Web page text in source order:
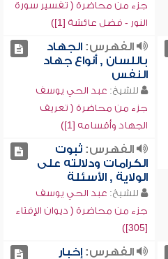
جزء من محاضرة ( تفسير سورة
النور - فضل عائشة [1])
الفهرس:الجهاد
باللسان , أنواع جهاد
النفس
للشيخ: عبد الحي يوسف
جزء من محاضرة ( تعريف
الجهاد وأقسامه [1])
الفهرس:ثبوت
الكرامات ودلالته على
الولاية , الأسئلة
للشيخ: عبد الحي يوسف
جزء من محاضرة ( ديوان الإفتاء
[305])
الفهرس:إخبار